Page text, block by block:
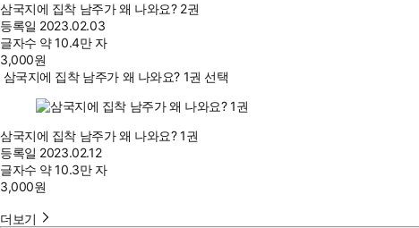
삼국지에 집착 남주가 왜 나와요? 2권
등록일 2023.02.03
글자수 약 10.4만 자
3,000원
삼국지에 집착 남주가 왜 나와요? 1권 선택
삼국지에 집착 남주가 왜 나와요? 1권
등록일 2023.02.12
글자수 약 10.3만 자
3,000원
더보기